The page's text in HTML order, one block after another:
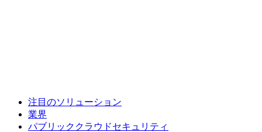
注目のソリューション
業界
パブリッククラウドセキュリティ